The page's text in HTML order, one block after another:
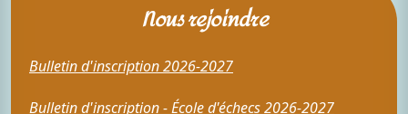
Nous rejoindre
Bulletin d'inscription 2026-2027
Bulletin d'inscription - École d'échecs 2026-2027